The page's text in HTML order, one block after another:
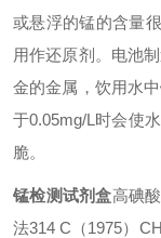
或悬浮的锰的含量
用作还原剂。电池
金的金属，饮用水
于0.05mg/L时会使
脆。
锰检测试剂盒高碘
法314 C（1975）